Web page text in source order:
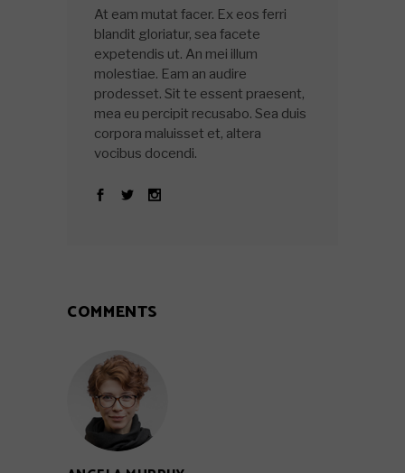
At eam mutat facer. Ex eos ferri
blandit gloriatur, sea facete
expetendis ut. An mei illum
molestiae. Eam an audire
prodesset. Sit te essent praesent,
mea eu percipit recusabo. Sea duis
corpora maluisset et, altera
vocibus docendi.
COMMENTS